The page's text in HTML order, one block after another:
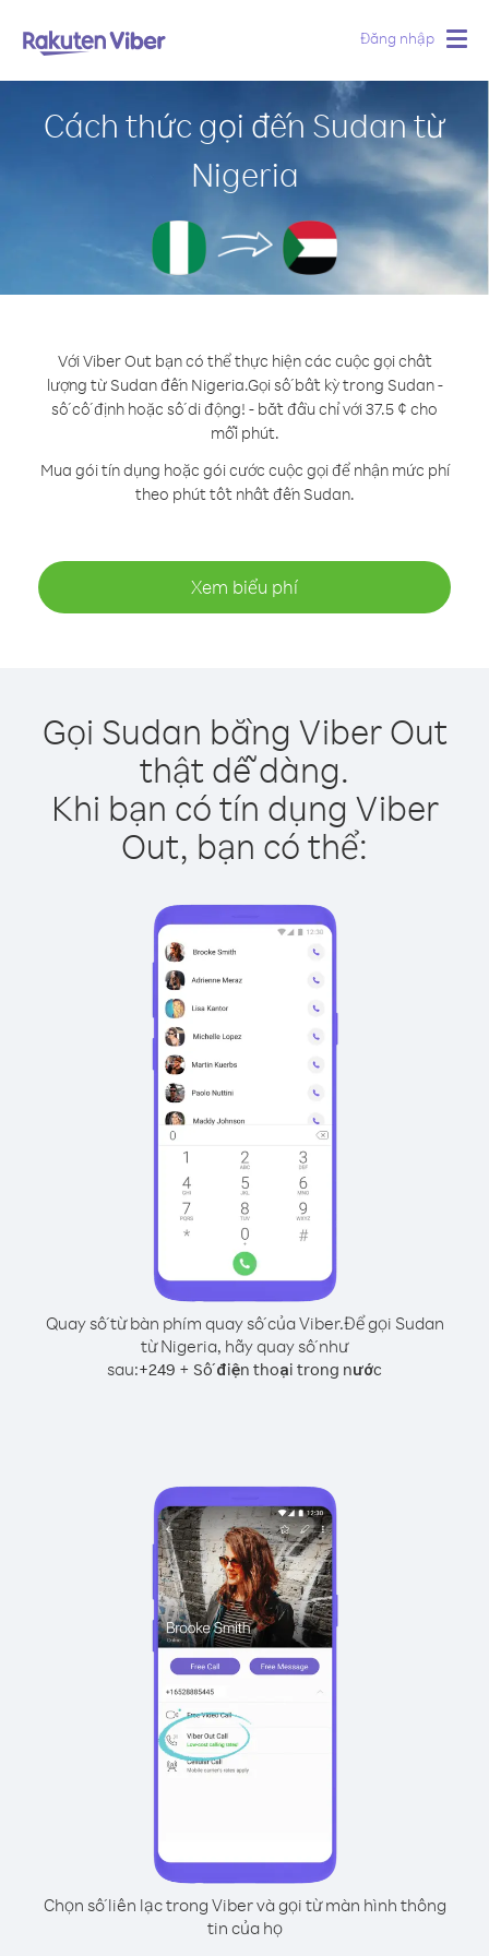
Đăng nhập
Cách thức gọi đến Sudan từ
Nigeria
Với Viber Out bạn có thể thực hiện các cuộc gọi chất
lượng từ Sudan đến Nigeria.Gọi số bất kỳ trong Sudan -
số cố định hoặc số di động! - bắt đầu chỉ với 37.5 ¢ cho
mỗi phút.
Mua gói tín dụng hoặc gói cước cuộc gọi để nhận mức phí
theo phút tốt nhất đến Sudan.
Xem biểu phí
Gọi Sudan bằng Viber Out
thật dễ dàng.
Khi bạn có tín dụng Viber
Out, bạn có thể:
Quay số từ bàn phím quay số của Viber.Để gọi Sudan
từ Nigeria, hãy quay số như
sau:+249 + Số điện thoại trong nước
Chọn số liên lạc trong Viber và gọi từ màn hình thông
tin của họ